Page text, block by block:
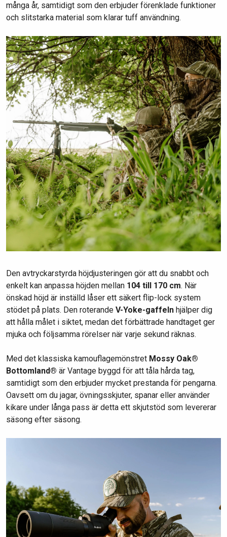
många år, samtidigt som den erbjuder förenklade funktioner
och slitstarka material som klarar tuff användning.
Den avtryckarstyrda höjdjusteringen gör att du snabbt och
enkelt kan anpassa höjden mellan 104 till 170 cm. När
önskad höjd är inställd låser ett säkert flip-lock system
stödet på plats. Den roterande V-Yoke-gaffeln hjälper dig
att hålla målet i siktet, medan det förbättrade handtaget ger
mjuka och följsamma rörelser när varje sekund räknas.
Med det klassiska kamouflagemönstret Mossy Oak®
Bottomland® är Vantage byggd för att tåla hårda tag,
samtidigt som den erbjuder mycket prestanda för pengarna.
Oavsett om du jagar, övningsskjuter, spanar eller använder
kikare under långa pass är detta ett skjutstöd som levererar
säsong efter säsong.